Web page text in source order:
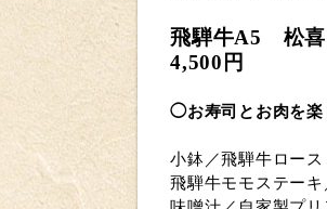
飛騨牛A5 松
4,500円
◯お寿司とお肉を楽
小鉢／飛騨牛ロー
飛騨牛モモステー